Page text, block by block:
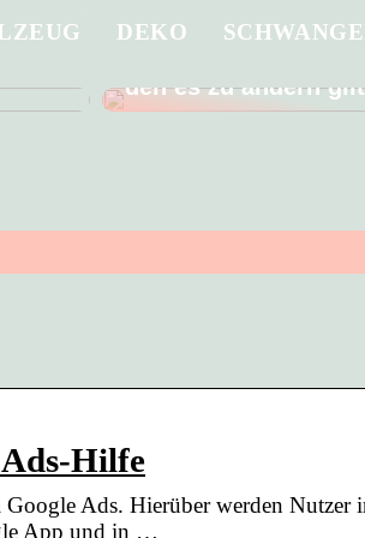
DEKO
Männer gehen
den es zu ändern gilt
Hilfe
Ads. Hierüber werden Nutzer
App und in …